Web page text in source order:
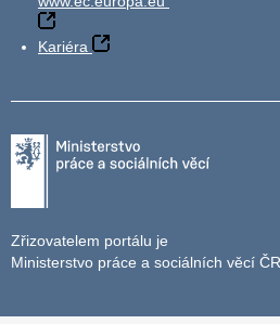
Kariéra
Zřizovatelem portálu je
Ministerstvo práce a sociálních věcí ČR